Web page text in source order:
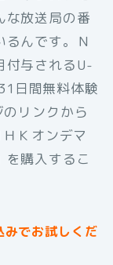
な放送局の番
んです。Ｎ
付与されるU-
日間無料体験
リンクから
Ｋオンデマ
を購入するこ
でお試しくだ